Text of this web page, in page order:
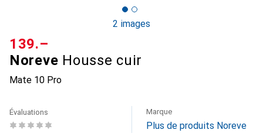
2 images
Noreve Housse cuir
Mate 10 Pro
CHF
139.–
Évaluations Marque
Plus de produits Noreve